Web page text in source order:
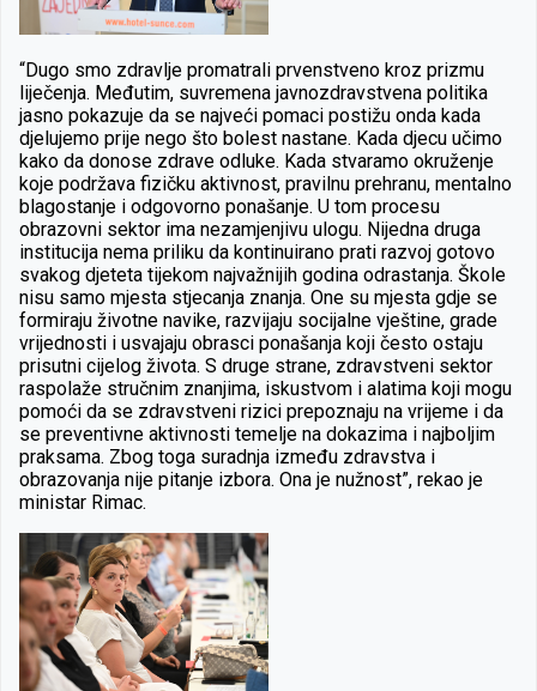
“Dugo smo zdravlje promatrali prvenstveno kroz prizmu
liječenja. Međutim, suvremena javnozdravstvena politika
jasno pokazuje da se najveći pomaci postižu onda kada
djelujemo prije nego što bolest nastane. Kada djecu učimo
kako da donose zdrave odluke. Kada stvaramo okruženje
koje podržava fizičku aktivnost, pravilnu prehranu, mentalno
blagostanje i odgovorno ponašanje. U tom procesu
obrazovni sektor ima nezamjenjivu ulogu. Nijedna druga
institucija nema priliku da kontinuirano prati razvoj gotovo
svakog djeteta tijekom najvažnijih godina odrastanja. Škole
nisu samo mjesta stjecanja znanja. One su mjesta gdje se
formiraju životne navike, razvijaju socijalne vještine, grade
vrijednosti i usvajaju obrasci ponašanja koji često ostaju
prisutni cijelog života. S druge strane, zdravstveni sektor
raspolaže stručnim znanjima, iskustvom i alatima koji mogu
pomoći da se zdravstveni rizici prepoznaju na vrijeme i da
se preventivne aktivnosti temelje na dokazima i najboljim
praksama. Zbog toga suradnja između zdravstva i
obrazovanja nije pitanje izbora. Ona je nužnost”, rekao je
ministar Rimac.